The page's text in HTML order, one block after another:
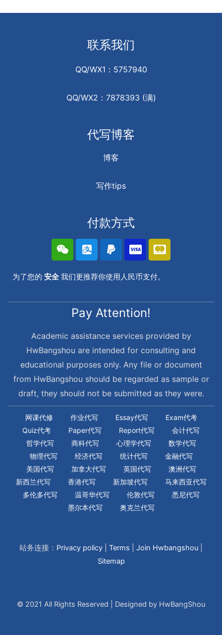
联系我们
QQ/WX1：5757940
QQ/WX2：7878393 (满)
代写博客
博客
写作tips
付款方式
为了您的 安全 我们更推荐你使用人民币支付。
Pay Attention!
Academic assistance services provided by
HwBangshou are intended for consulting and
educational purposes only. Any file or document
from HwBangshou should be regarded as sample or
draft, they should not be submitted as they were.
网课代修 作业代写 Essay代写
Exam代考
Quiz代考
Paper代写 Report代写
会计代写
哲学代写
商科代写 心理学代写
数学代写
物理代写
经济代写 统计代写
金融代写
美国代写
加拿大代写 英国代写
澳洲代写
新西兰代写
香港代写 新加坡代写
马来西亚代写
多伦多代写
温哥华代写 伦敦代写
悉尼代写
墨尔本代写
奥克兰代写
© 2021 All Rights Reserved | Designed by HwBangShou
站务连接： Privacy policy Terms Join Hwbangshou
Sitemap